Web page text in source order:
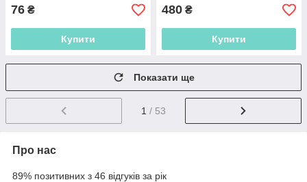
76 ₴
Купити
480 ₴
Купити
Показати ще
1 / 53
Про нас
89% позитивних з 46 відгуків за рік